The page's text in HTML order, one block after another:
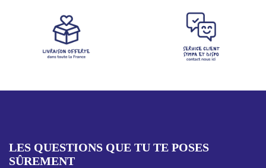
LES QUESTIONS QUE TU TE POSES
SÛREMENT